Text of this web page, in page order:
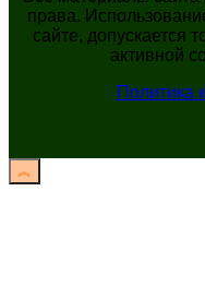
права.
сайте, допускается
активной
Политика